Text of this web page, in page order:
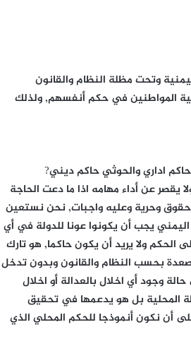
وتحت مظلة النظام والقانون
المواطنين في حكم أنفسهم, ولذلك
اداري والحوثي حاكم ديني?
يقصر عن أداء مهامه اذا ما دعت الحاجة
حقوق وحرية وعليه واجبات, نحن نستعين
يجب أن يكونوا عونا للدولة في أي
الحكم ولا يريد أن يكون حاكما, هو تارك
بحسب النظام والقانون وبدون تدخل
وجود أي اخلال بالعدالة أو اخلال
المحلية بل هو يدعمها في تحقيق
أن نكون أنموذجا للحكم المحلي الذي